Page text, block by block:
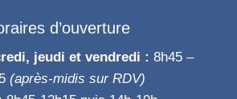
d’ouverture
jeudi et vendredi : 8h45 –
(après-midis sur RDV)